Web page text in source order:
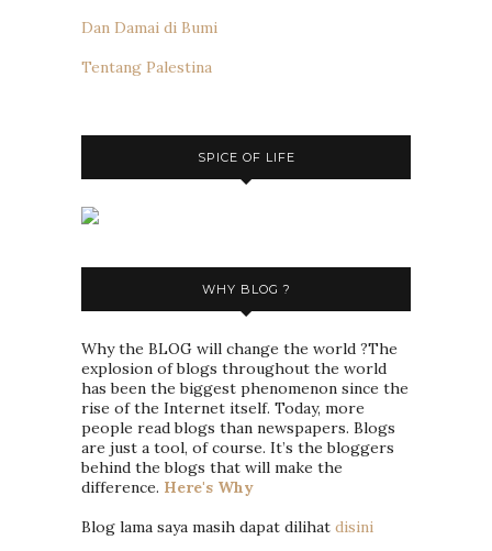
Dan Damai di Bumi
Tentang Palestina
SPICE OF LIFE
WHY BLOG ?
Why the BLOG will change the world ?The
explosion of blogs throughout the world
has been the biggest phenomenon since the
rise of the Internet itself. Today, more
people read blogs than newspapers. Blogs
are just a tool, of course. It’s the bloggers
behind the blogs that will make the
difference. Here's Why
Blog lama saya masih dapat dilihat disini